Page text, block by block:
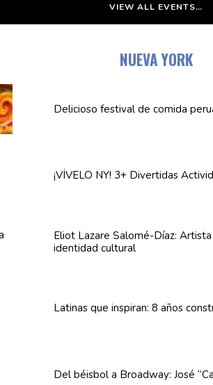
VIEW ALL EVENTS…
NUEVA YORK
Delicioso festival de comida
¡VÍVELO NY! 3+ Divertidas
Eliot Lazare Salomé-Díaz:
identidad cultural
Latinas que inspiran: 8 años
Del béisbol a Broadway: José